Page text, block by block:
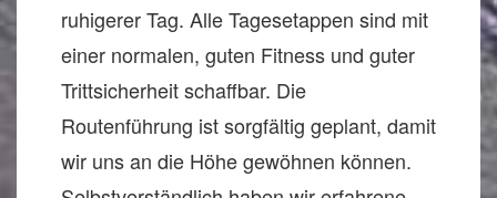
ruhigerer Tag. Alle Tagesetappen sind mit
einer normalen, guten Fitness und guter
Trittsicherheit schaffbar. Die
Routenführung ist sorgfältig geplant, damit
wir uns an die Höhe gewöhnen können.